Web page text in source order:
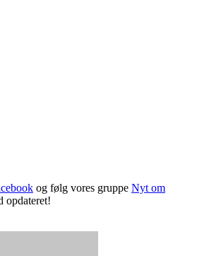
og følg vores gruppe Nyt om
opdateret!